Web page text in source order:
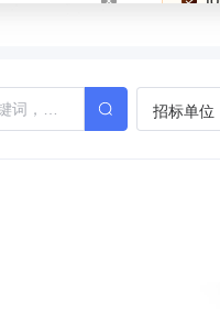
招标单位